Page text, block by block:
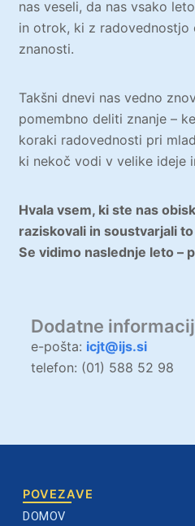
nas veseli, da nas vsako
in otrok, ki z radovednostjo
znanosti.
Takšni dnevi nas vedno
pomembno deliti znanje –
koraki radovednosti pri
ki nekoč vodi v velike ideje
Hvala vsem, ki ste nas
raziskovali in soustvarjali
Se vidimo naslednje leto –
Dodatne
e-pošta: icjt@ijs.si
telefon: (01) 588 52 98
POVEZAVE
DOMOV